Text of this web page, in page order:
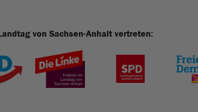
von Sachsen-Anhalt vertreten: